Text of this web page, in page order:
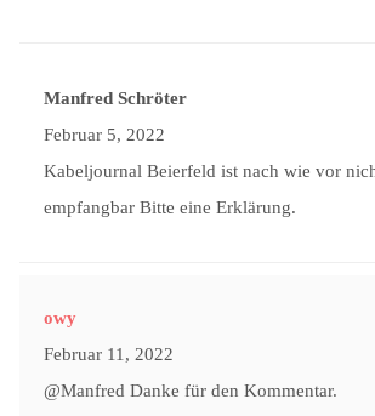
Manfred Schröter
Februar 5, 2022
Kabeljournal Beierfeld ist nach wie vor
empfangbar Bitte eine Erklärung.
owy
Februar 11, 2022
@Manfred Danke für den Kommentar.